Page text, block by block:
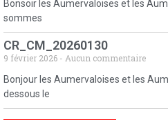
Bonsoir les Aumervaloises et les
sommes
CR_CM_20260130
9 février 2026
Aucun commentaire
Bonjour les Aumervaloises et les
dessous le